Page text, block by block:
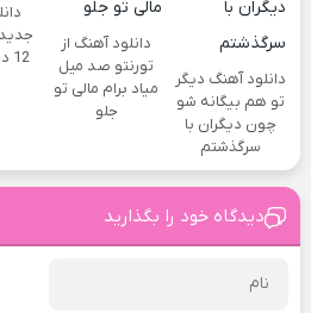
دانلود آهنگ دیگر
تو هم بیگانه شو
چون دیگران با
سرگذشتم
دانلود آهنگ از
تورنتو صد میل
میاد برام مالی تو
جلو
12 دیجی استاد
دیدگاه خود را بگذارید